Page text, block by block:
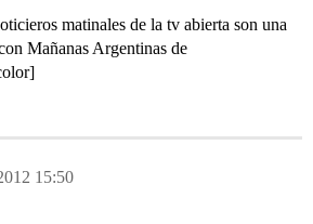
matinales de la tv abierta son una
Mañanas Argentinas de
15:50